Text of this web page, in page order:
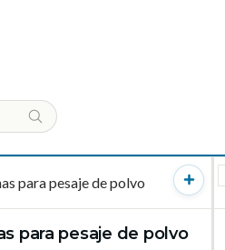
VER PRODUCTO →
para pesaje de polvo